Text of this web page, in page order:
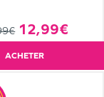
12,99€
ACHETER